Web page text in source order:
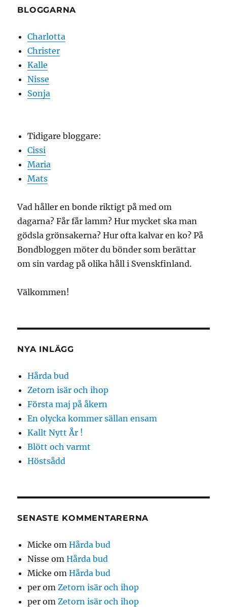
BLOGGARNA
Charlotta
Christer
Kalle
Nisse
Sonja
Tidigare bloggare:
Cissi
Maria
Mats
Vad håller en bonde riktigt på med om
dagarna? Får får lamm? Hur mycket ska man
gödsla grönsakerna? Hur ofta kalvar en ko? På
Bondbloggen möter du bönder som berättar
om sin vardag på olika håll i Svenskfinland.
Välkommen!
NYA INLÄGG
Hårda bud
Zetorn isär och ihop
Första maj på åkern
En olycka kommer sällan ensam
Kallt Nytt År !
Blött och varmt
Höstsådd
SENASTE KOMMENTARERNA
Micke omHårda bud
Nisse omHårda bud
Micke omHårda bud
per om Zetorn isär och ihop
per om Zetorn isär och ihop